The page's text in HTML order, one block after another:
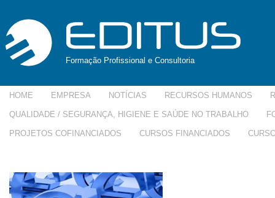
Formação Profissional e Consultoria
HOME EMPRESA NOTÍCIAS RECURSOS HUMANOS
QUALIDADE / SEGURANÇA, HIGIENE E SAÚDE NO TRABALHO
PROJETOS COFINANCIADOS CURSOS FINANCIADOS